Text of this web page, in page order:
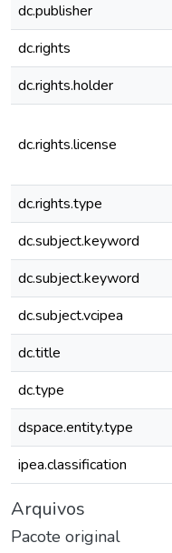
dc.publisher
dc.rights
dc.rights.holder
dc.rights.license
dc.rights.type
dc.subject.keyword
dc.subject.keyword
dc.subject.vcipea
dc.title
dc.type
dspace.entity.type
ipea.classification
Arquivos
Pacote original